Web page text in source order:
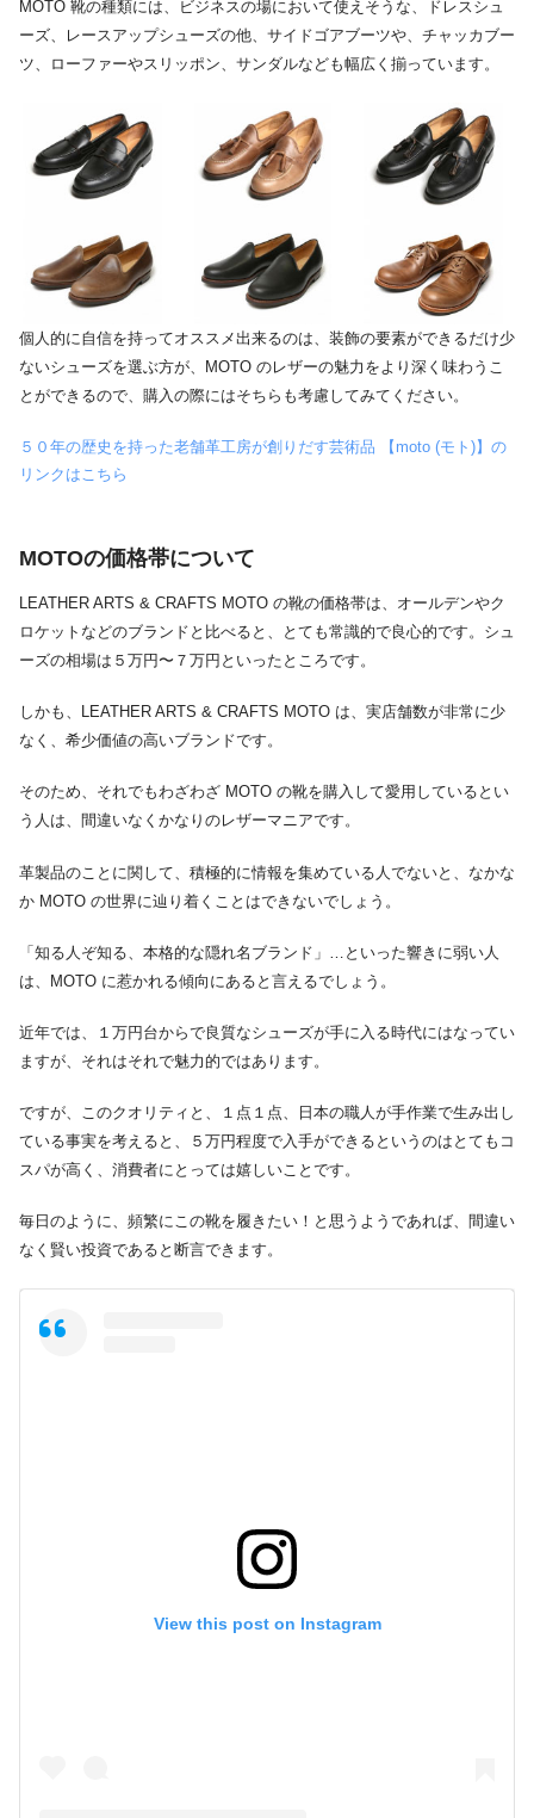
MOTO 靴の種類には、ビジネスの場において使えそうな、ドレスシュ
ーズ、レースアップシューズの他、サイドゴアブーツや、チャッカブー
ツ、ローファーやスリッポン、サンダルなども幅広く揃っています。
個人的に自信を持ってオススメ出来るのは、装飾の要素ができるだけ少
ないシューズを選ぶ方が、MOTO のレザーの魅力をより深く味わうこ
とができるので、購入の際にはそちらも考慮してみてください。
５０年の歴史を持った老舗革工房が創りだす芸術品 【moto (モト)】の
リンクはこちら
MOTOの価格帯について
LEATHER ARTS & CRAFTS MOTO の靴の価格帯は、オールデンやク
ロケットなどのブランドと比べると、とても常識的で良心的です。シュ
ーズの相場は５万円〜７万円といったところです。
しかも、LEATHER ARTS & CRAFTS MOTO は、実店舗数が非常に少
なく、希少価値の高いブランドです。
そのため、それでもわざわざ MOTO の靴を購入して愛用しているとい
う人は、間違いなくかなりのレザーマニアです。
革製品のことに関して、積極的に情報を集めている人でないと、なかな
か MOTO の世界に辿り着くことはできないでしょう。
「知る人ぞ知る、本格的な隠れ名ブランド」…といった響きに弱い人
は、MOTO に惹かれる傾向にあると言えるでしょう。
近年では、１万円台からで良質なシューズが手に入る時代にはなってい
ますが、それはそれで魅力的ではあります。
ですが、このクオリティと、１点１点、日本の職人が手作業で生み出し
ている事実を考えると、５万円程度で入手ができるというのはとてもコ
スパが高く、消費者にとっては嬉しいことです。
毎日のように、頻繁にこの靴を履きたい！と思うようであれば、間違い
なく賢い投資であると断言できます。
View this post on Instagram